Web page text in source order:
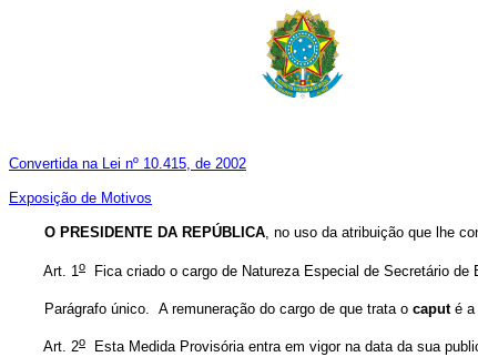
Convertida na Lei nº 10.415, de 2002
Exposição de Motivos
O PRESIDENTE DA REPÚBLICA, no uso da atribuição que lhe
Art. 1 o Fica criado o cargo de Natureza Especial de Secretário de
Parágrafo único. A remuneração do cargo de que trata o caput é a
Art. 2o Esta Medida Provisória entra em vigor na data da sua